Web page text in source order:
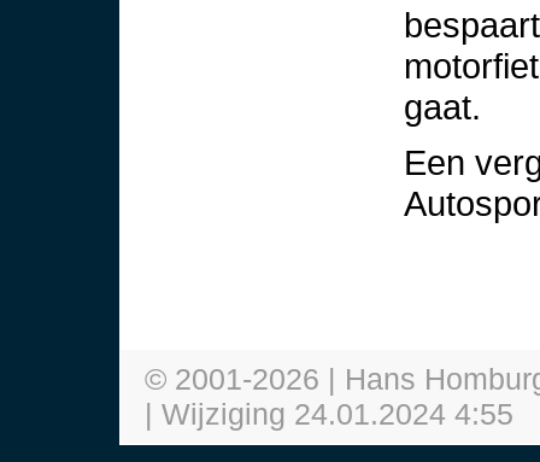
gaat.
Een
© 2001-2026 | Hans
| Wijziging 24.01.2024 4:55